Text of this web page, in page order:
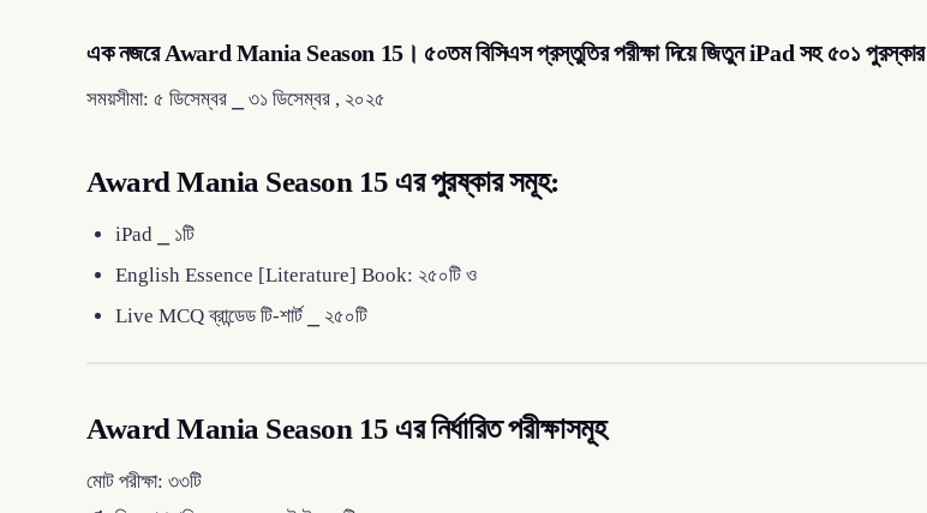
এক নজরে Award Mania Season 15। ৫০তম বিসিএস প্রস্তুতির পরীক্ষা দিয়ে জিতুন iPad সহ ৫০১ পুরস্কার
সময়সীমা: ৫ ডিসেম্বর ⎯ ৩১ ডিসেম্বর , ২০২৫
Award Mania Season 15 এর পুরষ্কার সমূহ:
iPad ⎯ ১টি
English Essence [Literature] Book: ২৫০টি ও
Live MCQ ব্রান্ডেড টি-শার্ট ⎯ ২৫০টি
Award Mania Season 15 এর নির্ধারিত পরীক্ষাসমূহ
মোট পরীক্ষা: ৩৩টি